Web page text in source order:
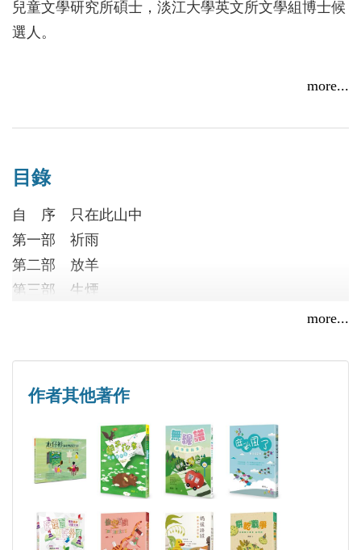
讀物」感言：翻牆，閱讀大環境
2016/04/26
兒童文學研究所碩士，淡江大學英文所文學組博士候
選人。
臺語詩：《人間模樣——蘇善臺語詩》
少兒小說：《雲娃娃》、《攔截送子鳥》、《凹凸星
球》、《胡圖迷遊記》、《阿樂拜師》
散文：《童年地圖》
more...
目錄
自 序 只在此山中
第一部 祈雨
第二部 放羊
第三部 生煙
more...
作者其他著作